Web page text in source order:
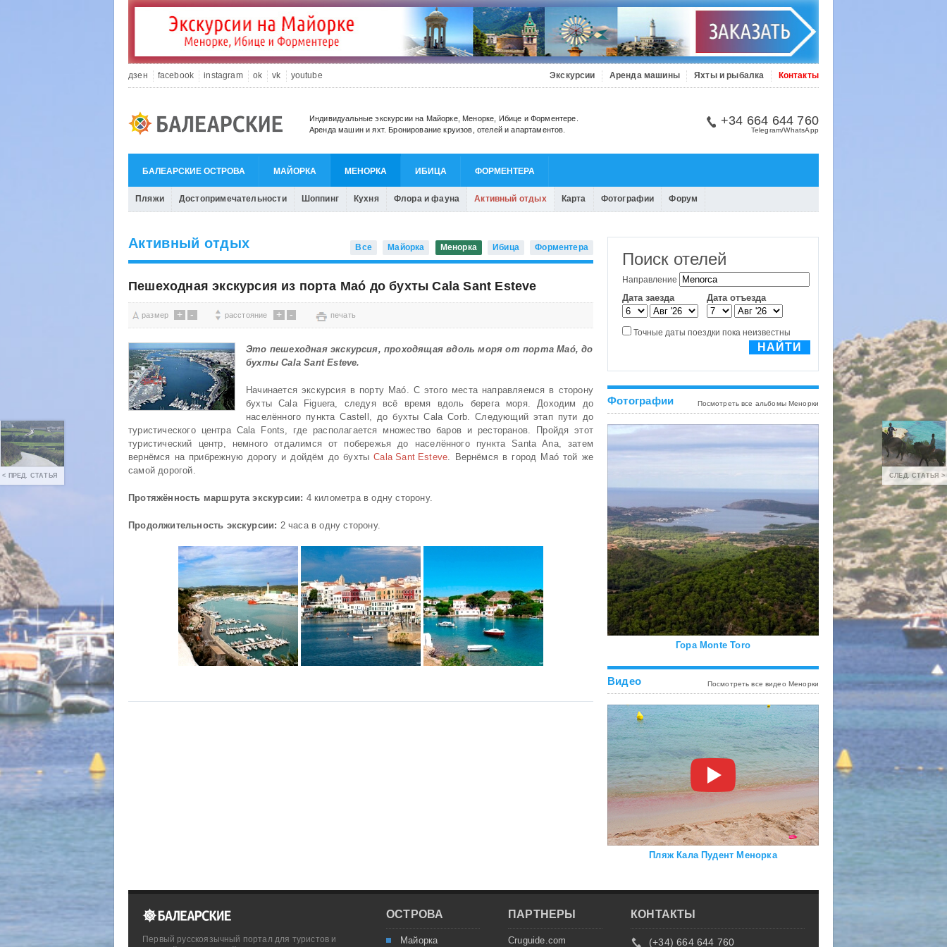
< ПРЕД. СТАТЬЯ СЛЕД. СТАТЬЯ >
дзен facebook instagram ok vk youtube Экскурсии Аренда машины Яхты и рыбалка Контакты
Индивидуальные экскурсии на Майорке, Менорке, Ибице и Форментере.
Аренда машин и яхт. Бронирование круизов, отелей и апартаментов.
+34 664 644 760
Telegram/WhatsApp
БАЛЕАРСКИЕ ОСТРОВА МАЙОРКА МЕНОРКА ИБИЦА ФОРМЕНТЕРА
Пляжи Достопримечательности Шоппинг Кухня Флора и фауна Активный отдых Карта Фотографии Форум
Активный отдых Все Майорка Менорка Ибица Форментера
Пешеходная экскурсия из порта Maó до бухты Cala Sant Esteve
размер + - расстояние + - печать
Это пешеходная экскурсия, проходящая вдоль моря от порта Maó, до
бухты Cala Sant Esteve.
Начинается экскурсия в порту Maó. С этого места направляемся в сторону
бухты Cala Figuera, следуя всё время вдоль берега моря. Доходим до
населённого пункта Castell, до бухты Cala Corb. Следующий этап пути до
туристического центра Cala Fonts, где располагается множество баров и ресторанов. Пройдя этот
туристический центр, немного отдалимся от побережья до населённого пункта Santa Ana, затем
вернёмся на прибрежную дорогу и дойдём до бухтыCala Sant Esteve. Вернёмся в город Maó той же
самой дорогой.
Протяжённость маршрута экскурсии: 4 километра в одну сторону.
Продолжительность экскурсии: 2 часа в одну сторону.
Фотографии Посмотреть все альбомы Менорки
Гора Monte Toro
Видео Посмотреть все видео Менорки
Пляж Кала Пудент Менорка
Первый русскоязычный портал для туристов и
ОСТРОВА
Майорка
ПАРТНЕРЫ
Cruguide.com
КОНТАКТЫ
(+34) 664 644 760